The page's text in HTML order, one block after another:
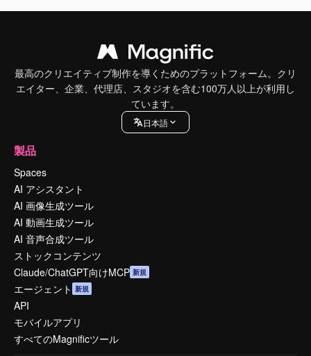
最高のクリエイティブ制作を導くためのプラットフォーム。クリ
エイター、企業、代理店、スタジオを含む100万人以上が利用し
ています。
日本語
製品
Spaces
AI アシスタント
AI 画像生成ツール
AI 動画生成ツール
AI 音声合成ツール
ストックコンテンツ
Claude/ChatGPT向けMCP 新規
エージェント 新規
API
モバイルアプリ
すべてのMagnificツール